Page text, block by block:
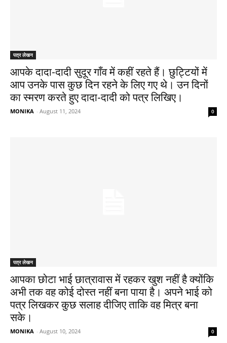
पत्र लेखन
आपके दादा-दादी सुदूर गाँव में कहीं रहते हैं। छुट्टियों में
आप उनके पास कुछ दिन रहने के लिए गए थे। उन दिनों
का स्मरण करते हुए दादा-दादी को पत्र लिखिए।
MONIKA - August 11, 2024 0
पत्र लेखन
आपका छोटा भाई छात्रावास में रहकर खुश नहीं है क्योंकि
अभी तक वह कोई दोस्त नहीं बना पाया है। अपने भाई को
पत्र लिखकर कुछ सलाह दीजिए ताकि वह मित्र बना
सके।
MONIKA - August 10, 2024 0